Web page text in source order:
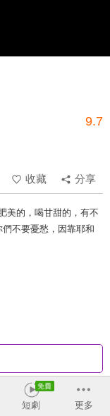
9.7
收藏
分享
美的，喝甘甜的，有不
不要憂愁，因靠耶和
正序
短劇 更多